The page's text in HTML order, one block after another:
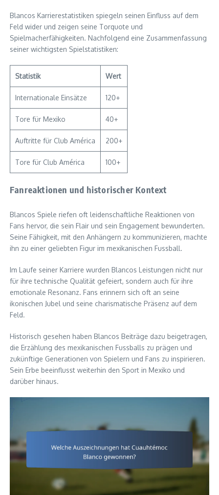
Blancos Karrierestatistiken spiegeln seinen Einfluss auf dem
Feld wider und zeigen seine Torquote und
Spielmacherfähigkeiten. Nachfolgend eine Zusammenfassung
seiner wichtigsten Spielstatistiken:
Statistik Wert
Internationale Einsätze 120+
Tore für Mexiko 40+
Auftritte für Club América 200+
Tore für Club América 100+
Fanreaktionen und historischer Kontext
Blancos Spiele riefen oft leidenschaftliche Reaktionen von
Fans hervor, die sein Flair und sein Engagement bewunderten.
Seine Fähigkeit, mit den Anhängern zu kommunizieren, machte
ihn zu einer geliebten Figur im mexikanischen Fussball.
Im Laufe seiner Karriere wurden Blancos Leistungen nicht nur
für ihre technische Qualität gefeiert, sondern auch für ihre
emotionale Resonanz. Fans erinnern sich oft an seine
ikonischen Jubel und seine charismatische Präsenz auf dem
Feld.
Historisch gesehen haben Blancos Beiträge dazu beigetragen,
die Erzählung des mexikanischen Fussballs zu prägen und
zukünftige Generationen von Spielern und Fans zu inspirieren.
Sein Erbe beeinflusst weiterhin den Sport in Mexiko und
darüber hinaus.